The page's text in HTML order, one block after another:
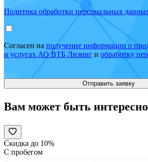
Политика обработки персональных
Согласен на получение информации о
и услугах АО ВТБ Лизинг и обработку
Вам может быть интересно
Скидка до 10%
С пробегом